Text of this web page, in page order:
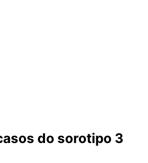
do sorotipo 3